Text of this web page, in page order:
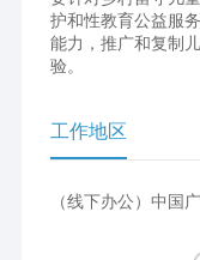
护和性教育公益服
能力，推广和复制
验。
工作地区
（线下办公）中国